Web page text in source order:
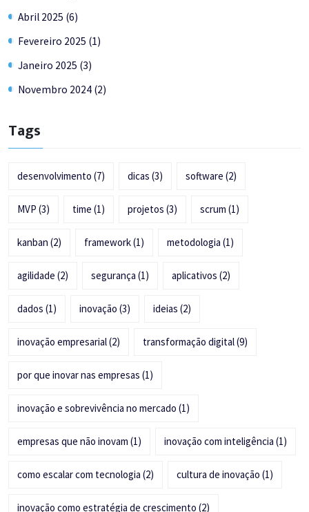
Abril 2025 (6)
Fevereiro 2025 (1)
Janeiro 2025 (3)
Novembro 2024 (2)
Tags
desenvolvimento (7) dicas (3) software (2)
MVP (3) time (1) projetos (3) scrum (1)
kanban (2) framework(1) metodologia (1)
agilidade (2) segurança (1) aplicativos (2)
dados (1) inovação (3) ideias (2)
inovação empresarial(2) transformação digital(9)
por que inovar nas empresas (1)
inovação e sobrevivência no mercado (1)
empresas que não inovam (1) inovação com inteligência (1)
como escalar com tecnologia (2) cultura de inovação (1)
inovação como estratégia de crescimento (2)